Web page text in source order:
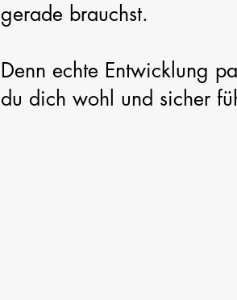
gerade brauchst.
Denn echte Entwicklung
du dich wohl und sicher